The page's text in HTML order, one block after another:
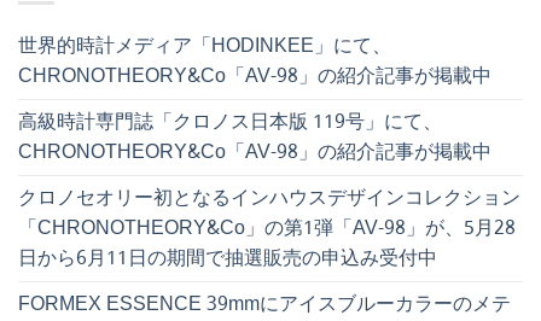
世界的時計メディア「HODINKEE」にて、
CHRONOTHEORY&Co「AV-98」の紹介記事が掲載中
高級時計専門誌「クロノス日本版 119号」にて、
CHRONOTHEORY&Co「AV-98」の紹介記事が掲載中
クロノセオリー初となるインハウスデザインコレクション
「CHRONOTHEORY&Co」の第1弾「AV-98」が、5月28
日から6月11日の期間で抽選販売の申込み受付中
FORMEX ESSENCE 39mmにアイスブルーカラーのメテ